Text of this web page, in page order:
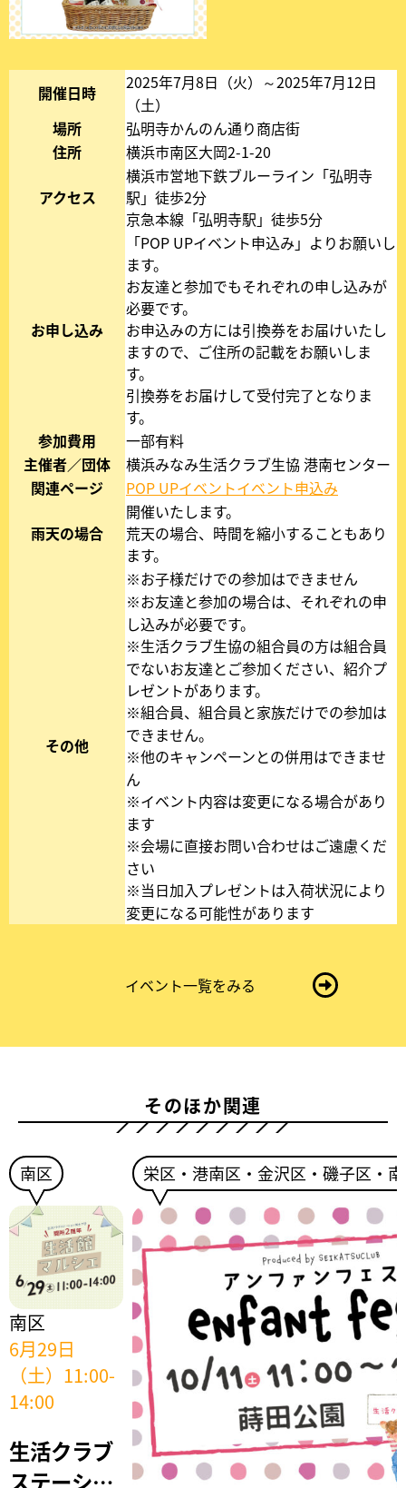
開催日時
2025年7月8日（火）～2025年7月12日
（土）
場所
弘明寺かんのん通り商店街
住所
横浜市南区大岡2-1-20
アクセス
横浜市営地下鉄ブルーライン「弘明寺
駅」徒歩2分
京急本線「弘明寺駅」徒歩5分
お申し込み
「POP UPイベント申込み」よりお願いし
ます。
お友達と参加でもそれぞれの申し込みが
必要です。
お申込みの方には引換券をお届けいたし
ますので、ご住所の記載をお願いしま
す。
引換券をお届けして受付完了となりま
す。
参加費用
一部有料
主催者／団体
横浜みなみ生活クラブ生協 港南センター
関連ページ
POP UPイベントイベント申込み
い
ブ
ま
は
ウ
ィ
ン
ド
ウ
で
開
き
ま
す
雨天の場合
開催いたします。
荒天の場合、時間を縮小することもあり
ます。
その他
※お子様だけでの参加はできません
※お友達と参加の場合は、それぞれの申
し込みが必要です。
※生活クラブ生協の組合員の方は組合員
でないお友達とご参加ください、紹介プ
レゼントがあります。
※組合員、組合員と家族だけでの参加は
できません。
※他のキャンペーンとの併用はできませ
ん
※イベント内容は変更になる場合があり
ます
※会場に直接お問い合わせはご遠慮くだ
さい
※当日加入プレゼントは入荷状況により
変更になる可能性があります
イベント一覧をみる
そのほか関連
南区
南区
6月29日
（土）11:00-
14:00
生活クラブ